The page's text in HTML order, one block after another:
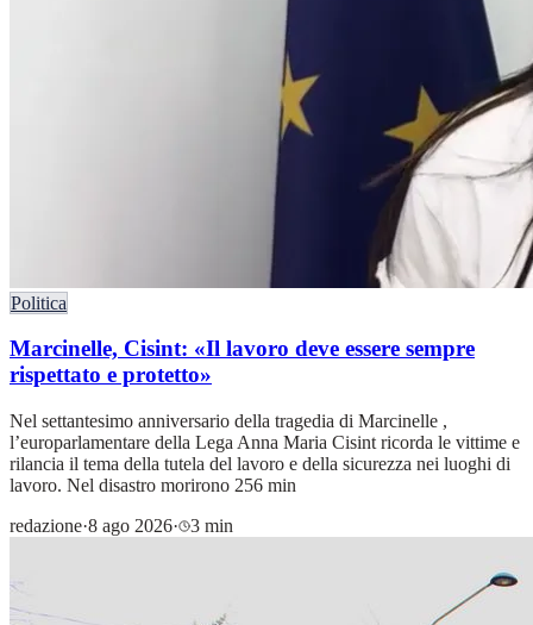
Politica
Marcinelle, Cisint: «Il lavoro deve essere sempre
rispettato e protetto»
Nel settantesimo anniversario della tragedia di Marcinelle ,
l’europarlamentare della Lega Anna Maria Cisint ricorda le vittime e
rilancia il tema della tutela del lavoro e della sicurezza nei luoghi di
lavoro. Nel disastro morirono 256 min
redazione·8 ago 2026· 3 min